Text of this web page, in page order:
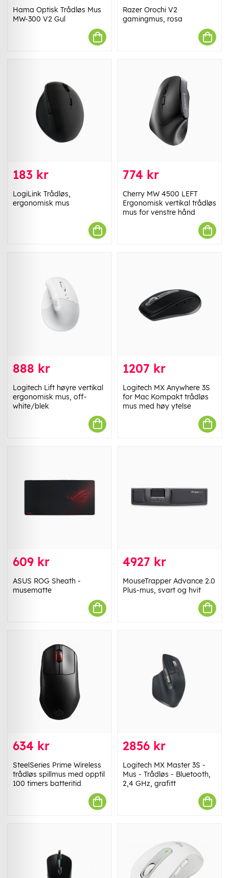
Hama Optisk Trådløs Mus
MW-300 V2 Gul
Razer Orochi V2
gamingmus, rosa
183 kr
LogiLink Trådløs,
ergonomisk mus
774 kr
Cherry MW 4500 LEFT
Ergonomisk vertikal trådløs
mus for venstre hånd
888 kr
Logitech Lift høyre vertikal
ergonomisk mus, off-
white/blek
1207 kr
Logitech MX Anywhere 3S
for Mac Kompakt trådløs
mus med høy ytelse
609 kr
ASUS ROG Sheath -
musematte
4927 kr
MouseTrapper Advance 2.0
Plus-mus, svart og hvit
634 kr
SteelSeries Prime Wireless
trådløs spillmus med opptil
100 timers batteritid
2856 kr
Logitech MX Master 3S -
Mus - Trådløs - Bluetooth,
2,4 GHz, grafitt